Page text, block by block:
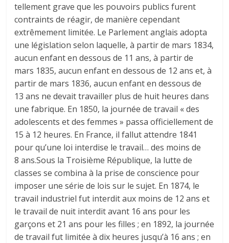
tellement grave que les pouvoirs publics furent
contraints de réagir, de manière cependant
extrêmement limitée. Le Parlement anglais adopta
une législation selon laquelle, à partir de mars 1834,
aucun enfant en dessous de 11 ans, à partir de
mars 1835, aucun enfant en dessous de 12 ans et, à
partir de mars 1836, aucun enfant en dessous de
13 ans ne devait travailler plus de huit heures dans
une fabrique. En 1850, la journée de travail « des
adolescents et des femmes » passa officiellement de
15 à 12 heures. En France, il fallut attendre 1841
pour qu’une loi interdise le travail… des moins de
8 ans.Sous la Troisième République, la lutte de
classes se combina à la prise de conscience pour
imposer une série de lois sur le sujet. En 1874, le
travail industriel fut interdit aux moins de 12 ans et
le travail de nuit interdit avant 16 ans pour les
garçons et 21 ans pour les filles ; en 1892, la journée
de travail fut limitée à dix heures jusqu’à 16 ans ; en